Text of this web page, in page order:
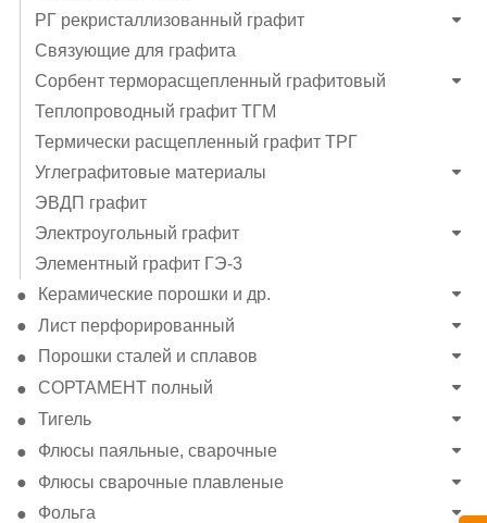
РГ рекристаллизованный графит
Связующие для графита
Сорбент терморасщепленный графитовый
Теплопроводный графит ТГМ
Термически расщепленный графит ТРГ
Углеграфитовые материалы
ЭВДП графит
Электроугольный графит
Элементный графит ГЭ-3
Керамические порошки и др.
Лист перфорированный
Порошки сталей и сплавов
СОРТАМЕНТ полный
Тигель
Флюсы паяльные, сварочные
Флюсы сварочные плавленые
Фольга